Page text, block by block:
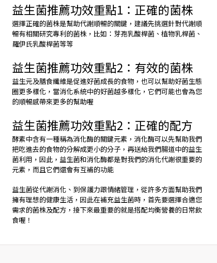
益生菌推薦功效重點1：正確的菌株
選擇正確的菌株是幫助代謝順暢的關鍵，建議先挑選針對代謝順
暢有相關研究專利的菌株，比如：芽孢乳酸桿菌、植物乳桿菌、
羅伊氏乳酸桿菌等等
益生菌推薦功效重點2：有效的菌株
益生元及膳食纖維是促進好菌成長的食物，也可以幫助好菌生態
圈更多樣化，當消化系統中的好菌越多樣化，它們可能也會為您
的順暢感帶來更多的幫助喔
益生菌推薦功效重點2：正確的配方
酵素中含有一種稱為消化酶的關鍵元素，消化酶可以先幫助我們
把吃進去的食物的分解成更小的分子，再送給我們腸道中的益生
菌利用，因此，益生菌和消化酶都是對我們的消化代謝很重要的
元素，而且它們還會有互補的功能
益生菌從代謝消化、到保護力跟情緒管理，從許多方面幫助我們
擁有理想的健康生活，因此在補充益生菌時，首先要選擇合適您
需求的菌株及配方，接下來最重要的就是搭配均衡營養的日常飲
食喔！